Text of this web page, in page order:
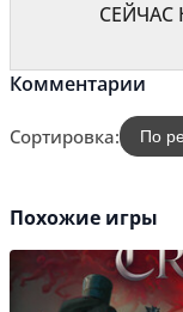
СЕЙЧАС
Комментарии
Сортировка: По
Похожие игры